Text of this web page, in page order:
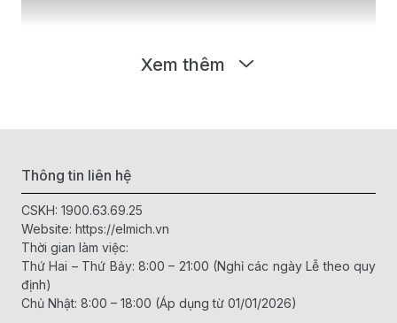
Thiết kế hiện đại và tiện dụng
Quạt lọc không khí Elmich được thiết kế với kiểu dáng hiện
đại, sang trọng, phù hợp với mọi không gian sống. Kích thước
nhỏ gọn giúp bạn dễ dàng di chuyển và đặt ở bất kỳ đâu
trong nhà.
Xem thêm
Thông tin liên hệ
CSKH: 1900.63.69.25
Website: https://elmich.vn
Thời gian làm việc:
Thứ Hai – Thứ Bảy: 8:00 – 21:00 (Nghỉ các ngày Lễ theo quy
định)
Chủ Nhật: 8:00 – 18:00 (Áp dụng từ 01/01/2026)